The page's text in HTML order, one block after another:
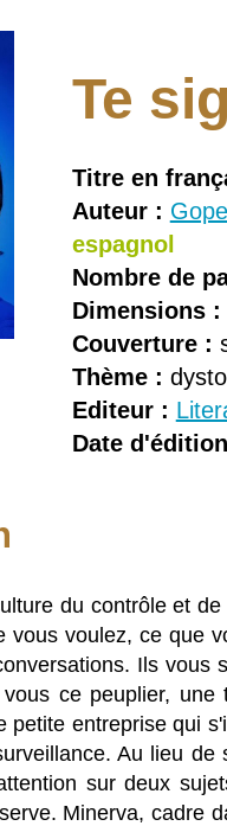
Te
Titre en
Auteur :
espagnol
Nombre de
Dimensions :
Couverture :
Thème :
Editeur :
Date
du contrôle et
vous voulez, ce que
Ils vous
ce peuplier,
petite entreprise qui
Au lieu
sur deux
Minerva, cadre